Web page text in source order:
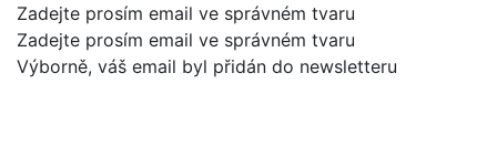
Zadejte prosím email ve správném tvaru
Zadejte prosím email ve správném tvaru
Výborně, váš email byl přidán do newsletteru